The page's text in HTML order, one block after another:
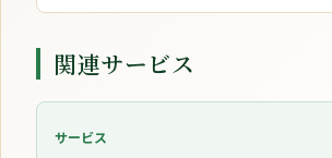
関連サービス
サービス